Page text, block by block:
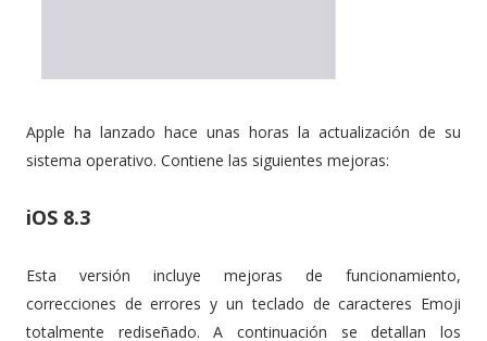
Apple ha lanzado hace unas horas la actualización de su
sistema operativo. Contiene las siguientes mejoras:
iOS 8.3
Esta versión incluye mejoras de funcionamiento,
correcciones de errores y un teclado de caracteres Emoji
totalmente rediseñado. A continuación se detallan los